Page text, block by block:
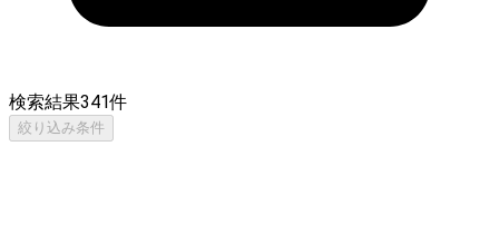
検索結果341件
絞り込み条件